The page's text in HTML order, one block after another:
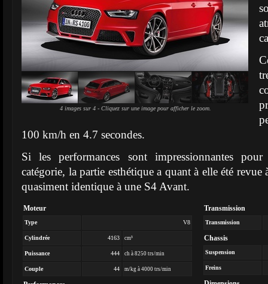
4 images sur 4 - Cliquez sur une image pour afficher le zoom.
100 km/h en 4.7 secondes.
Si les performances sont impressionnantes
catégorie, la partie esthétique a quant à elle été
quasiment identique à une S4 Avant.
Moteur
Type V8
Cylindrée 4163 cm³
Puissance 444 ch à 8250 trs/min
Couple 44 m/kg à 4000 trs/min
Transmission
Transmission
Chassis
Suspension
Freins